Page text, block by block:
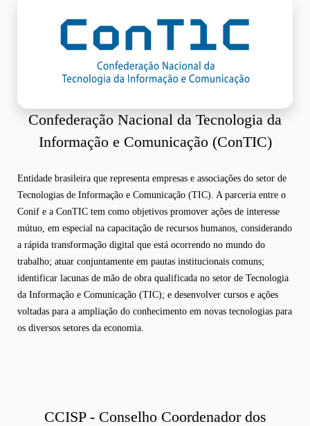
Confederação Nacional da Tecnologia da
Informação e Comunicação (ConTIC)
Entidade brasileira que representa empresas e associações do setor de
Tecnologias de Informação e Comunicação (TIC). A parceria entre o
Conif e a ConTIC tem como objetivos promover ações de interesse
mútuo, em especial na capacitação de recursos humanos, considerando
a rápida transformação digital que está ocorrendo no mundo do
trabalho; atuar conjuntamente em pautas institucionais comuns;
identificar lacunas de mão de obra qualificada no setor de Tecnologia
da Informação e Comunicação (TIC); e desenvolver cursos e ações
voltadas para a ampliação do conhecimento em novas tecnologias para
os diversos setores da economia.
CCISP - Conselho Coordenador dos